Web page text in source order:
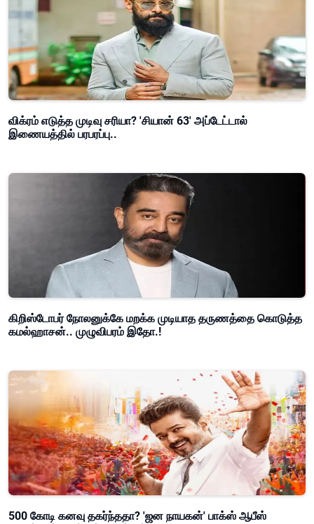
விக்ரம் எடுத்த முடிவு சரியா? 'சியான் 63' அப்டேட்டால்
இணையத்தில் பரபரப்பு..
கிறிஸ்டோபர் நோலனுக்கே மறக்க முடியாத தருணத்தை கொடுத்த
கமல்ஹாசன்.. முழுவிபரம் இதோ.!
500 கோடி கனவு தகர்ந்ததா? 'ஜன நாயகன்' பாக்ஸ் ஆபீஸ்